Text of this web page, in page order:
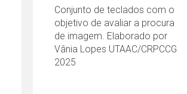
Conjunto de teclados com o
objetivo de avaliar a procura
de imagem. Elaborado por
Vânia Lopes UTAAC/CRPCCG
2025